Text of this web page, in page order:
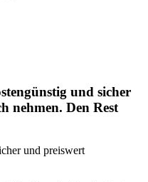
und sicher
nehmen. Den Rest
und preiswert